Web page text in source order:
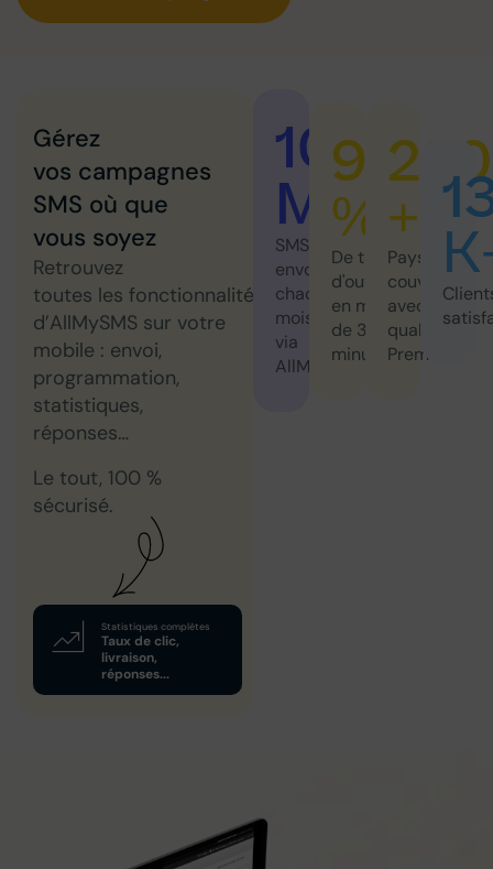
Gérez
vos campagnes
SMS où que
vous soyez
Retrouvez
toutes les fonctionnalités
d’AllMySMS sur votre
mobile : envoi,
programmation,
statistiques,
réponses…
Le tout, 100 %
sécurisé.
Statistiques complètes
Taux de clic,
livraison,
réponses...
10
M+
SMS
envoyés
chaque
mois
via
AllMySMS
95
%
De taux
d'ouverture
en moins
de 3
minutes
220
+
Pays
couverts
avec
qualité
Premium